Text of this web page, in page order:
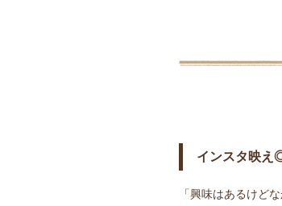
インスタ映え
「興味はあるけど